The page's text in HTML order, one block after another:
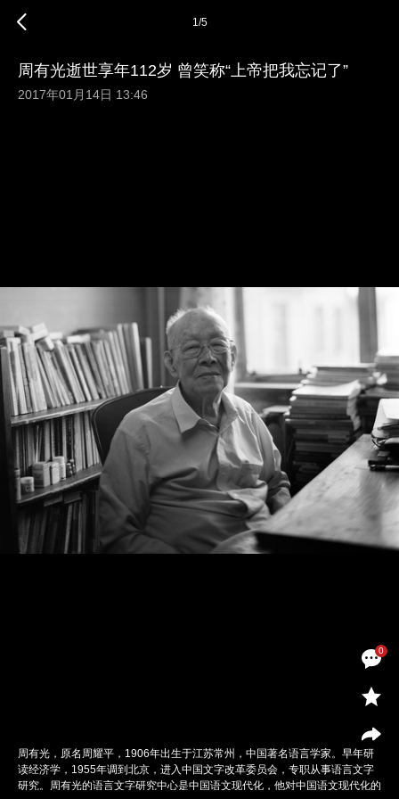
0
1/5
周有光逝世享年112岁 曾笑称“上帝把我忘记了”
2017年01月14日 13:46
周有光，原名周耀平，1906年出生于江苏常州，中国著名语言学家。早年研
读经济学，1955年调到北京，进入中国文字改革委员会，专职从事语言文字
研究。周有光的语言文字研究中心是中国语文现代化，他对中国语文现代化的